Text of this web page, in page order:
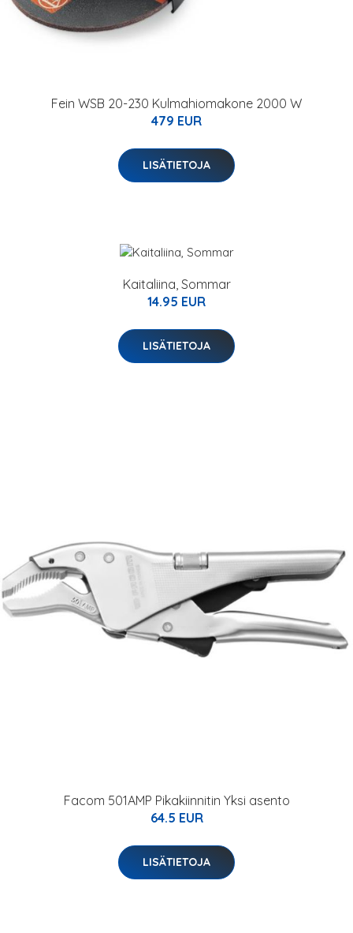
Fein WSB 20-230 Kulmahiomakone 2000 W
479 EUR
LISÄTIETOJA
Kaitaliina, Sommar
14.95 EUR
LISÄTIETOJA
Facom 501AMP Pikakiinnitin Yksi asento
64.5 EUR
LISÄTIETOJA